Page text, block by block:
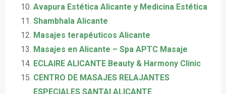
Avapura Estética Alicante y Medicina Estética
Shambhala Alicante
Masajes terapéuticos Alicante
Masajes en Alicante – Spa APTC Masaje
ECLAIRE ALICANTE Beauty & Harmony Clinic
CENTRO DE MASAJES RELAJANTES
ESPECIALES SANTAI ALICANTE